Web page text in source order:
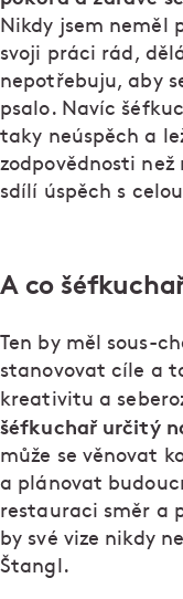
Nikdy jsem neměl
svoji práci rád,
nepotřebuju, aby
psalo. Navíc
taky neúspěch a
zodpovědnosti než
sdílí úspěch s
A co
Ten by měl sous-
stanovovat cíle a
kreativitu a
šéfkuchař určitý
může se věnovat
a plánovat
restauraci směr a
by své vize nikdy
Štangl.